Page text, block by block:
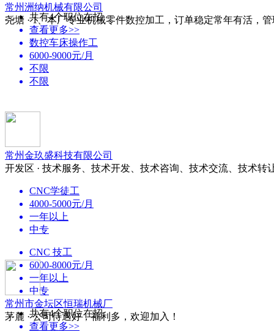
共有4个职位在招
查看更多>>
常州洲纳机械有限公司
尧塘 · 1、本厂专业机械零件数控加工，订单稳定常年有活，
数控车床操作工
6000-9000元/月
不限
不限
常州金玖盛科技有限公司
开发区 · 技术服务、技术开发、技术咨询、技术交流、技术转
CNC学徒工
4000-5000元/月
一年以上
中专
CNC 技工
6000-8000元/月
一年以上
中专
共有4个职位在招
查看更多>>
常州市金坛区恒瑞机械厂
茅麓 · 公司待遇好，福利多，欢迎加入！